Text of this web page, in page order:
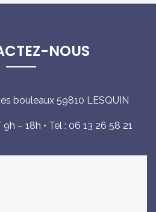
NOUS
bouleaux 59810 LESQUIN
– 18h • Tel : 06 13 26 58 21